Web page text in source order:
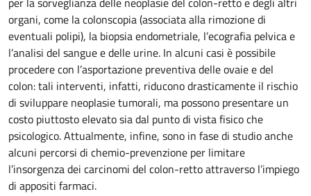
organi, come la colonscopia (associata alla rimozione di
eventuali polipi), la biopsia endometriale, l’ecografia pelvica e
l’analisi del sangue e delle urine. In alcuni casi è possibile
procedere con l’asportazione preventiva delle ovaie e del
colon: tali interventi, infatti, riducono drasticamente il rischio
di sviluppare neoplasie tumorali, ma possono presentare un
costo piuttosto elevato sia dal punto di vista fisico che
psicologico. Attualmente, infine, sono in fase di studio anche
alcuni percorsi di chemio-prevenzione per limitare
l’insorgenza dei carcinomi del colon-retto attraverso l’impiego
di appositi farmaci.